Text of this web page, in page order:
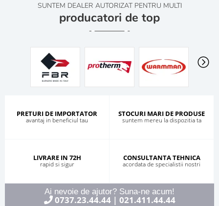
SUNTEM DEALER AUTORIZAT PENTRU MULTI
producatori de top
PRETURI DE IMPORTATOR
avantaj in beneficiul tau
STOCURI MARI DE PRODUSE
suntem mereu la dispozitia ta
LIVRARE IN 72H
rapid si sigur
CONSULTANTA TEHNICA
acordata de specialistii nostri
Ai nevoie de ajutor? Suna-ne acum!
0737.23.44.44| 021.411.44.44